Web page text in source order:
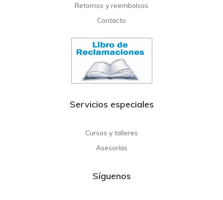
Retornos y reembolsos
Contacto
Servicios especiales
Cursos y talleres
Asesorías
Síguenos